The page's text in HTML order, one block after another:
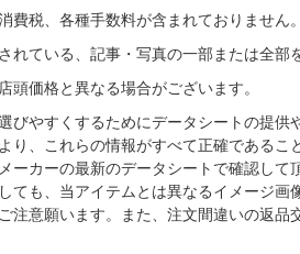
費税、各種手数料が含まれておりません
れている、記事・写真の一部または全部
価格と異なる場合がございます。
びやすくするためにデータシートの提供
り、これらの情報がすべて正確であるこ
ーカーの最新のデータシートで確認して
ても、当アイテムとは異なるイメージ画
注意願います。また、注文間違いの返品